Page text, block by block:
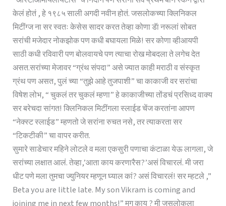
केलं होतं , हे १९८५ साली अगदी नवीन होतं. जसलोकच्या क्लिनिकल
मिटींग्ज ना सर स्वतः केसेस सादर करत तेव्हा कोणा डॅा नरूलां सोबत
सरांची मजेदार नोकझोक पण कधी बघायला मिळे! सर कोणा व्हीआयपी
साठी कधी रविवारी पण बोलवायचे पण त्याचा रोख मोबदला ते लगेच देत
असत.सरांच्या मेजावर “ग्रंथ संपदा” असे ज्यात काही मराठी व संस्कृत
ग्रंथ पण असत, पुलं च्या “तुझे आहे तुजपाशी” चा काकाजी वर सरांचा
विषेश लोभ, “ चुकलं तर चुकलं म्हणा” हे काकाजीच्या तोंडचं प्रसिध्द वाक्य
सर बरेचदा सांगत! क्लिनिकल मिटींगला स्लाईड चेंज करतांना आपण
“नेक्स्ट स्लाईड” म्हणतो जे सरांना रुचत नसे, तर त्याकरता सर
“टिकटीकी” चा वापर करीत.
सुमारे साडेचार महिने लोटले व मला एकसुरी पणाचा कंटाळा येऊ लागला, जे
सरांच्या लक्षात आलं. तेव्हा,’आता काय करणारैस?’असं विचारलं. मी जरा
धीट पणे मला तुमचा ज्युनियर म्हणून घ्याल कां? असं विचारलं! सर म्हटले ,”
Beta you are little late. My son Vikram is coming and
joining me in next few months!” मग काय ? मी जसलोकला